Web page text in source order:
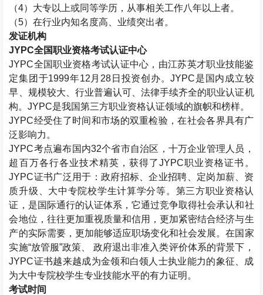
（4）大专以上或同等学历，从事相关工作八年以上者。
（5）在行业内知名度高、业绩突出者。
发证机构
JYPC全国职业资格考试认证中心
JYPC全国职业资格考试认证中心，由江苏英才职业技能鉴
定集团于1999年12 月 28 日投资创办。JYPC是国内成立较
早、规模较大、行业普遍认可、法律手续齐全的职业认证机
构。JYPC是我国第三方职业资格认证领域的旗帜和榜样。
JYPC经受住了时间和市场的双重检验，在社会各界具有广
泛影响力。
JYPC考点遍布国内32个省市自治区，十万企业管理人员，
超百万各行各业技术精英，获得了JYPC职业资格证书。
JYPC证书广泛用于：政府招标、企业招聘、定岗加薪、资
质升级、大中专院校学生计算学分等。第三方职业资格认
证，是国际通行的认证体系，它通过竞争取得社会承认和社
会地位，往往更加重视质量和信用，更加紧密结合经济与生
产的实际需要，更加能够适应职场变化和社会发展。在国家
实施“放管服”政策、 政府退出非准入类评价体系的背景下，
JYPC证书越来越成为金领和白领人士执业能力的象征、成
为大中专院校学生专业技能水平的有力证明。
考试时间